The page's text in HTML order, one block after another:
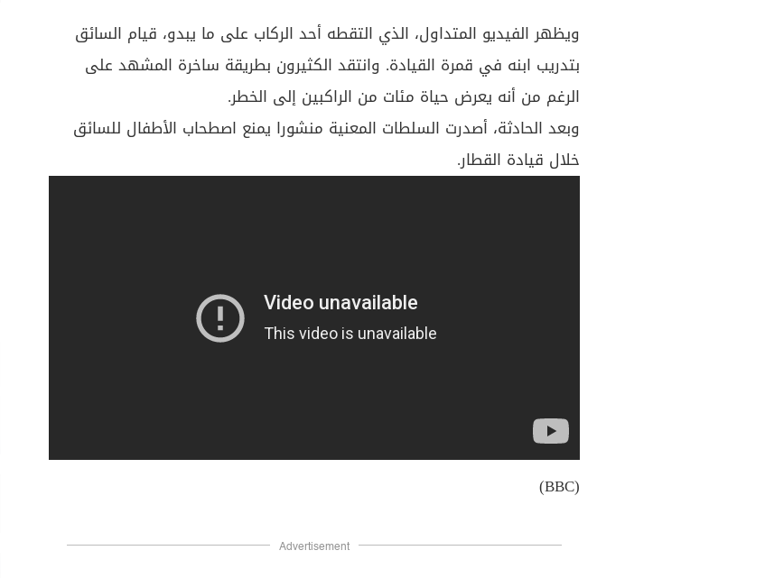
ويظهر الفيديو المتداول، الذي التقطه أحد الركاب على ما يبدو، قيام السائق
بتدريب ابنه في قمرة القيادة. وانتقد الكثيرون بطريقة ساخرة المشهد على
الرغم من أنه يعرض حياة مئات من الراكبين إلى الخطر.
وبعد الحادثة، أصدرت السلطات المعنية منشورا يمنع اصطحاب الأطفال للسائق
خلال قيادة القطار.
(BBC)
Advertisement